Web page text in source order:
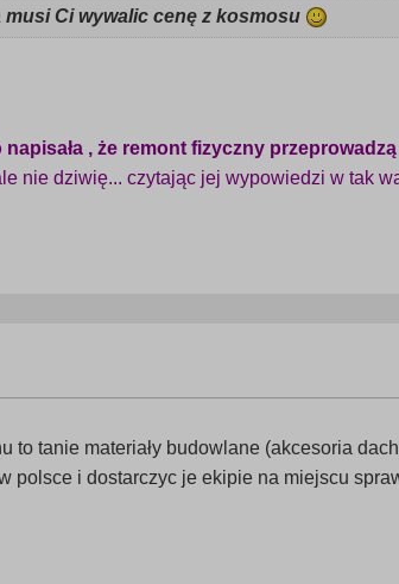
Ci wywalic cenę z kosmosu
, że remont fizyczny przeprowadzą
nie dziwię... czytając jej wypowiedzi w tak
to tanie materiały budowlane (akcesoria
polsce i dostarczyc je ekipie na miejscu